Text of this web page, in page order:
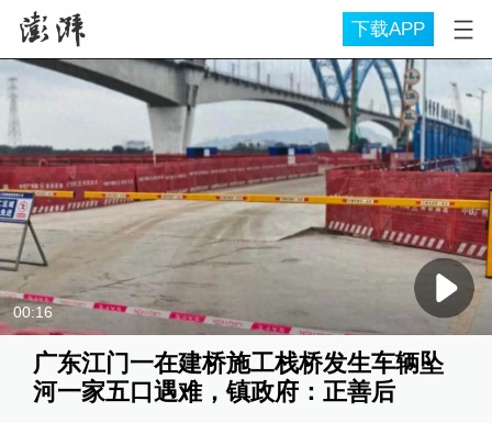
下载APP
00:16
广东江门一在建桥施工栈桥发生车辆坠
河一家五口遇难，镇政府：正善后